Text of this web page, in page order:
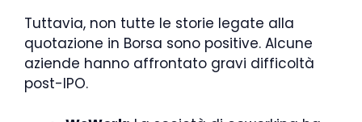
Tuttavia, non tutte le storie legate alla
quotazione in Borsa sono positive. Alcune
aziende hanno affrontato gravi difficoltà
post-IPO.